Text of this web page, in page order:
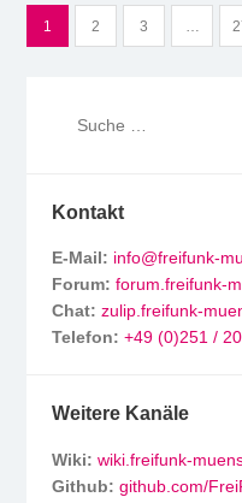
der
1 2 3
Kontakt
E-Mail: info@freifunk-
Forum: forum.freifunk-
Chat: zulip.freifunk-
Telefon: +49 (0)251 /
Weitere Kanäle
Wiki: wiki.freifunk-
Github: github.com/